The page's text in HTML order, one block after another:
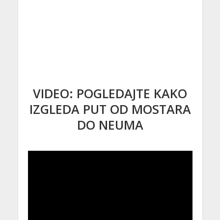
VIDEO: POGLEDAJTE KAKO
IZGLEDA PUT OD MOSTARA
DO NEUMA